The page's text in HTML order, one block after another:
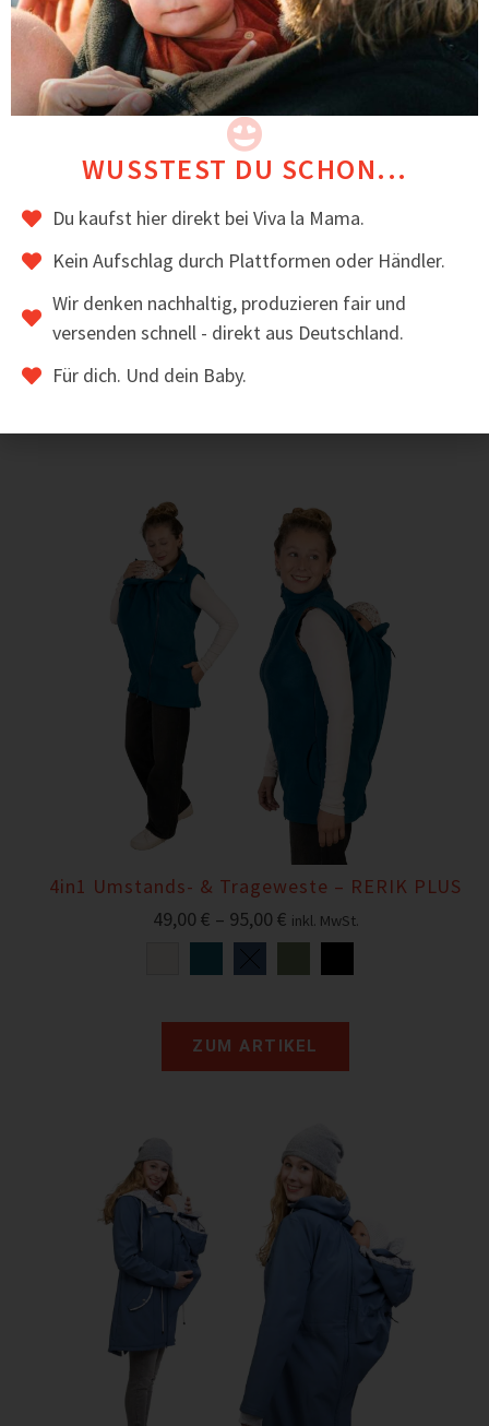
3-lagiger Softshell, innen mit Fleece gefüttert
Winddicht, wasserabweisend & atmungsaktiv
Sorgfältige Verarbeitung & robuste Nähte
Langlebig, alltagstaugliche Qualität
Hochwertig verarbeitet und handgenäht in der EU.
dass man ihn auch mit größerem Kind lange als
Rückentragejacke tragen kann.
4in1 Umstands- & Trageweste – RERIK PLUS
49,00 € – 95,00 € inkl. MwSt.
ZUM ARTIKEL
WUSSTEST DU SCHON...
Du kaufst hier direkt bei Viva la Mama.
Kein Aufschlag durch Plattformen oder Händler.
Wir denken nachhaltig, produzieren fair und
versenden schnell - direkt aus Deutschland.
Für dich. Und dein Baby.